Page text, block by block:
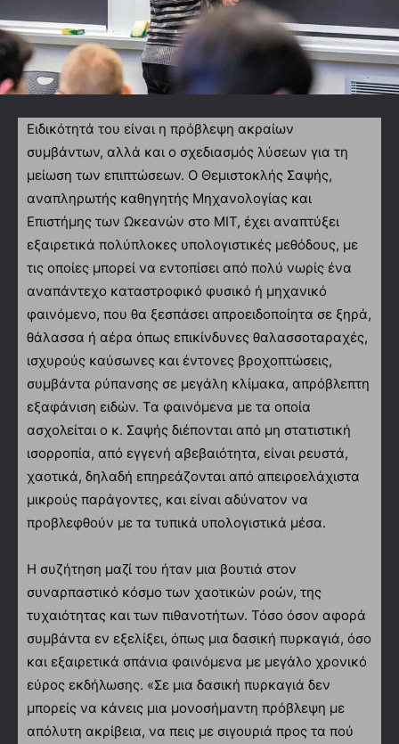
Ειδικότητά του είναι η πρόβλεψη ακραίων
συμβάντων, αλλά και ο σχεδιασμός λύσεων για τη
μείωση των επιπτώσεων. Ο Θεμιστοκλής Σαψής,
αναπληρωτής καθηγητής Μηχανολογίας και
Επιστήμης των Ωκεανών στο ΜΙΤ, έχει αναπτύξει
εξαιρετικά πολύπλοκες υπολογιστικές μεθόδους, με
τις οποίες μπορεί να εντοπίσει από πολύ νωρίς ένα
αναπάντεχο καταστροφικό φυσικό ή μηχανικό
φαινόμενο, που θα ξεσπάσει απροειδοποίητα σε ξηρά,
θάλασσα ή αέρα όπως επικίνδυνες θαλασσοταραχές,
ισχυρούς καύσωνες και έντονες βροχοπτώσεις,
συμβάντα ρύπανσης σε μεγάλη κλίμακα, απρόβλεπτη
εξαφάνιση ειδών. Τα φαινόμενα με τα οποία
ασχολείται ο κ. Σαψής διέπονται από μη στατιστική
ισορροπία, από εγγενή αβεβαιότητα, είναι ρευστά,
χαοτικά, δηλαδή επηρεάζονται από απειροελάχιστα
μικρούς παράγοντες, και είναι αδύνατον να
προβλεφθούν με τα τυπικά υπολογιστικά μέσα.
Η συζήτηση μαζί του ήταν μια βουτιά στον
συναρπαστικό κόσμο των χαοτικών ροών, της
τυχαιότητας και των πιθανοτήτων. Τόσο όσον αφορά
συμβάντα εν εξελίξει, όπως μια δασική πυρκαγιά, όσο
και εξαιρετικά σπάνια φαινόμενα με μεγάλο χρονικό
εύρος εκδήλωσης. «Σε μια δασική πυρκαγιά δεν
μπορείς να κάνεις μια μονοσήμαντη πρόβλεψη με
απόλυτη ακρίβεια, να πεις με σιγουριά προς τα πού